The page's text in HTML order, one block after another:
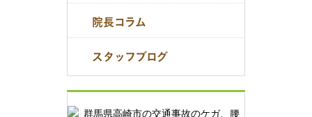
院長コラム
スタッフブログ